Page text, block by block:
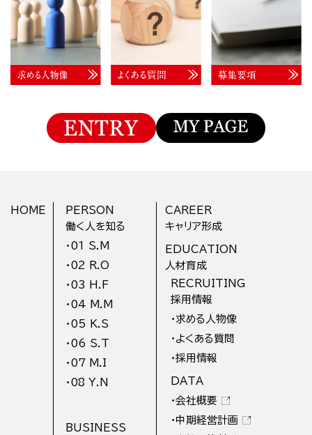
HOME
PERSON
働く人を知る
・01 S.M
・02 R.O
・03 H.F
・04 M.M
・05 K.S
・06 S.T
・07 M.I
・08 Y.N
BUSINESS
CAREER
キャリア形成
EDUCATION
人材育成
RECRUITING
採用情報
・求める人物像
・よくある質問
・採用情報
DATA
・会社概要
・中期経営計画